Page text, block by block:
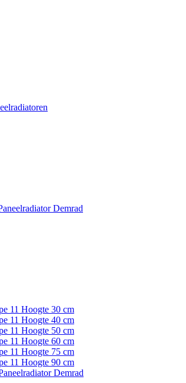
Demrad
11 Hoogte 30 cm
11 Hoogte 40 cm
11 Hoogte 50 cm
11 Hoogte 60 cm
11 Hoogte 75 cm
11 Hoogte 90 cm
Demrad